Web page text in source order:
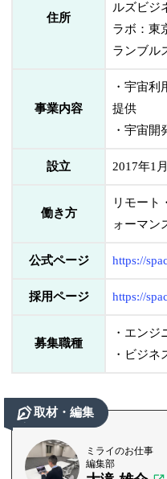
住所
ルズビジ
ラボ：東
ランブル
事業内容
・宇宙利
提供
・宇宙開
設立 2017年1月
働き方
リモート
ォーマン
公式ページ https://
採用ページ https://
募集職種
・エンジ
・ビジネ
取材・編集
ミライのお仕事
編集部